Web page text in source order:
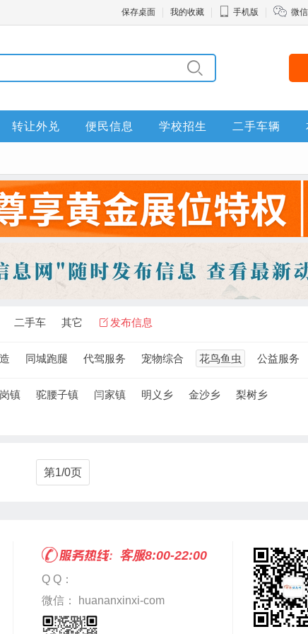
保存桌面 我的收藏 手机版 微
转让外兑 便民信息 学校招生 二手车辆
二手车 其它 发布信息
同城跑腿 代驾服务 宠物综合 花鸟鱼虫 公益服务
镇 驼腰子镇 闫家镇 明义乡 金沙乡
梨树乡
第1/0页
客服8:00-22:00
Q Q：
微信： huananxinxi-com